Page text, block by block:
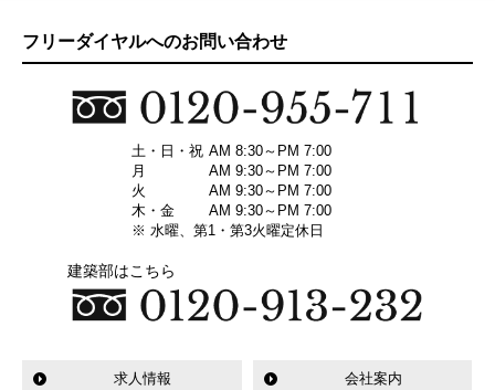
フリーダイヤルへのお問い合わせ
土・日・祝 AM 8:30～PM 7:00
月
AM 9:30～PM 7:00
火
AM 9:30～PM 7:00
木・金
AM 9:30～PM 7:00
※ 水曜、第1・第3火曜定休日
建築部はこちら
求人情報 会社案内